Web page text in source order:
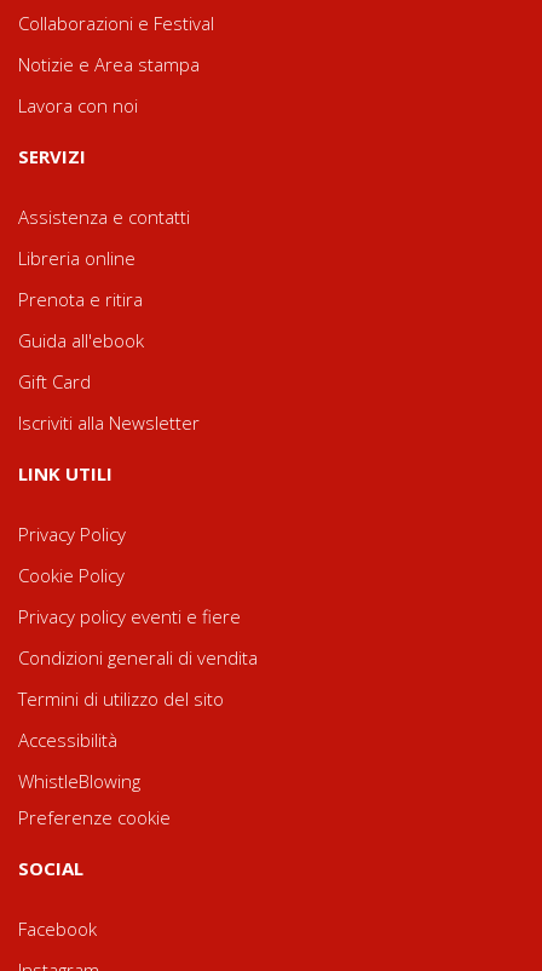
Collaborazioni e Festival
Notizie e Area stampa
Lavora con noi
SERVIZI
Assistenza e contatti
Libreria online
Prenota e ritira
Guida all'ebook
Gift Card
Iscriviti alla Newsletter
LINK UTILI
Privacy Policy
Cookie Policy
Privacy policy eventi e fiere
Condizioni generali di vendita
Termini di utilizzo del sito
Accessibilità
WhistleBlowing
Preferenze cookie
SOCIAL
Facebook